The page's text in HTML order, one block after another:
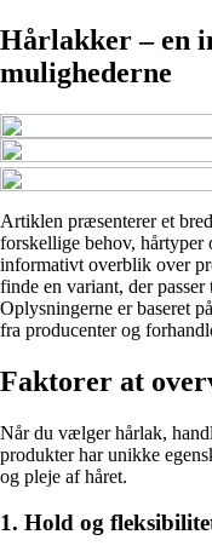
Hårlakker – en
mulighederne
Artiklen præsenterer et
forskellige behov, hårtyper
informativt overblik over
finde en variant, der
Oplysningerne er baseret
fra producenter og
Faktorer at
Når du vælger hårlak,
produkter har unikke
og pleje af håret.
1. Hold og